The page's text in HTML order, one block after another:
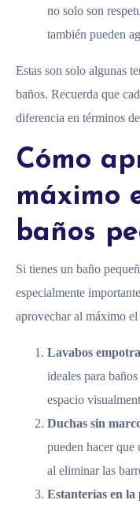
no solo son
también pueden
Estas son solo algunas
baños. Recuerda que
diferencia en términos
Cómo
máximo
baños
Si tienes un baño
especialmente
aprovechar al máximo el
Lavabos
ideales para
espacio
Duchas sin
pueden hacer que
al eliminar las
Estanterías en la